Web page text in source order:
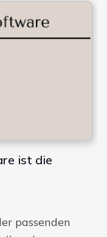
ist die
passenden